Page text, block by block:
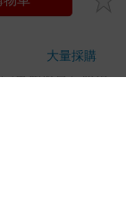
（含例假
單獨退貨）必須